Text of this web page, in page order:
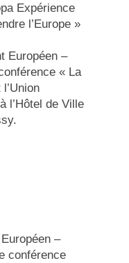
Expérience
l’Europe »
Européen –
« La
l’Hôtel de Ville
–
conférence